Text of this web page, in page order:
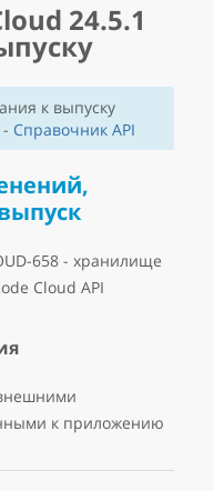
24.5.1
к выпуску
Справочник API
658 - хранилище
Cloud API
к приложению